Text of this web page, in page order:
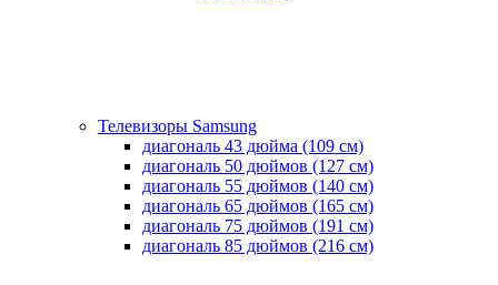
Телевизоры Samsung
диагональ 43 дюйма (109 см)
диагональ 50 дюймов (127 см)
диагональ 55 дюймов (140 cм)
диагональ 65 дюймов (165 cм)
диагональ 75 дюймов (191 см)
диагональ 85 дюймов (216 см)